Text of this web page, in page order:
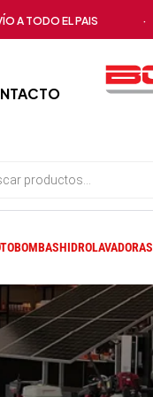
EL PAIS
HIDROLAVADORAS